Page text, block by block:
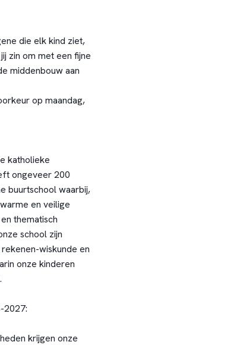
die elk kind ziet,
zin om met een fijne
middenbouw aan
op maandag,
katholieke
ongeveer 200
buurtschool waarbij,
en veilige
thematisch
school zijn
wiskunde en
onze kinderen
2027:
krijgen onze